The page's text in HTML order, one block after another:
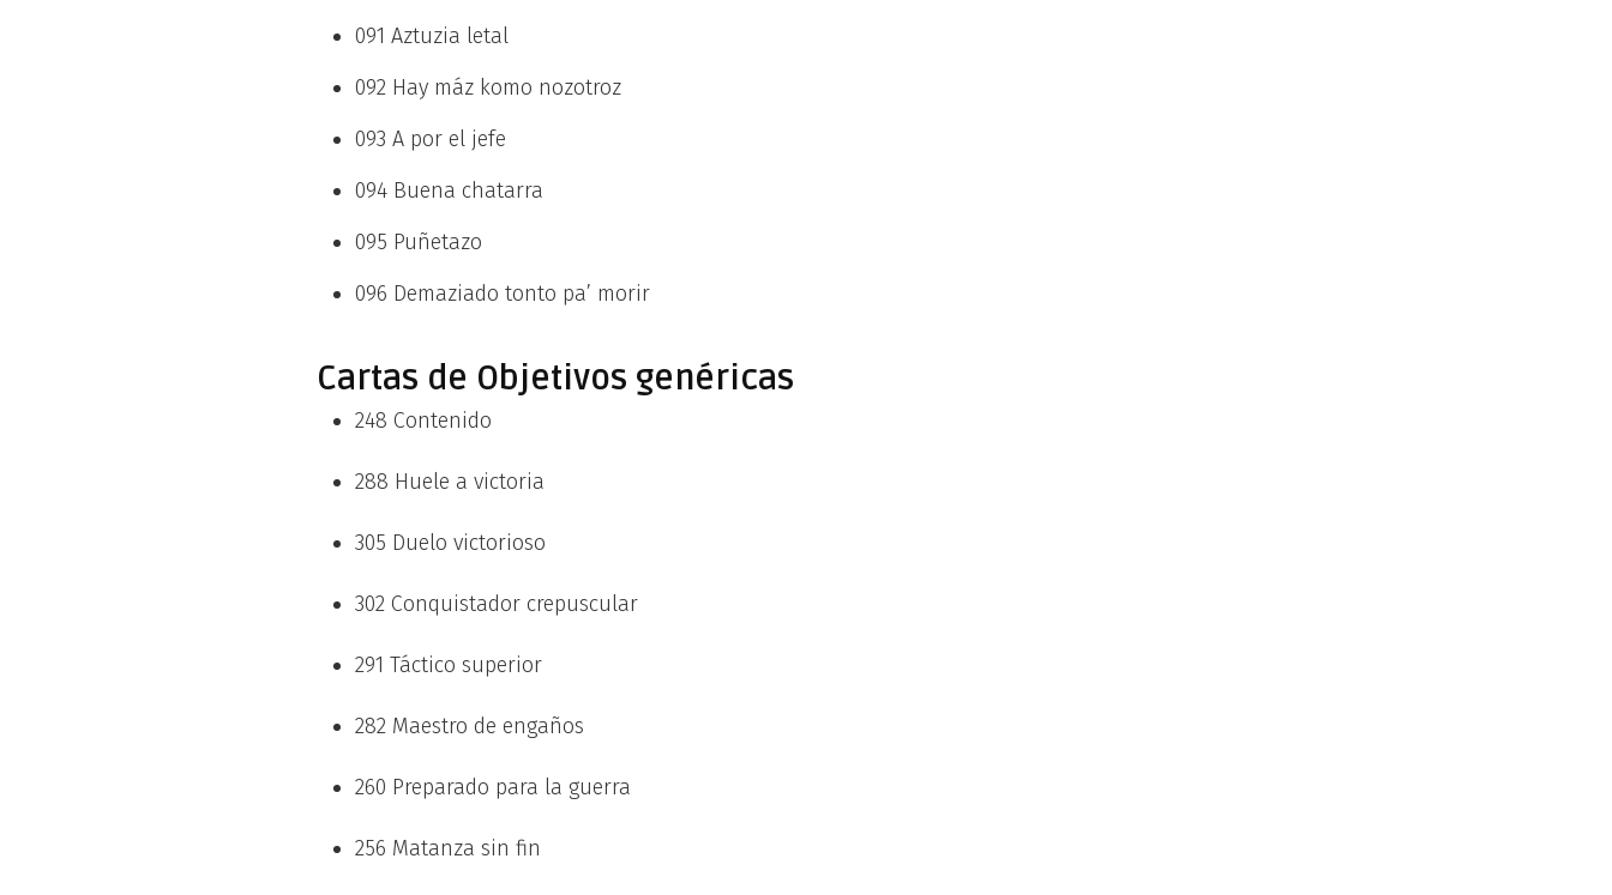
091 Aztuzia letal
092 Hay máz komo nozotroz
093 A por el jefe
094 Buena chatarra
095 Puñetazo
096 Demaziado tonto pa’ morir
Cartas de Objetivos genéricas
248 Contenido
288 Huele a victoria
305 Duelo victorioso
302 Conquistador crepuscular
291 Táctico superior
282 Maestro de engaños
260 Preparado para la guerra
256 Matanza sin fin